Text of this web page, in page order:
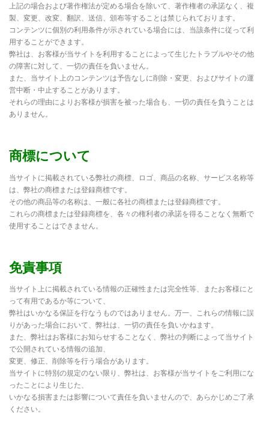
上記の場合および著作権法が定める場合を除いて、著作権者の承諾なく、複
製、変更、改変、翻訳、送信、頒布等することは禁じられております。
コンテンツに個別の利用条件が示されている場合には、当該条件に従って利
用することができます。
弊社は、お客様が当サイトを利用することによって生じたトラブルやその他
の障害に対して、一切の責任を負いません。
また、当サイト上のコンテンツは予告なしに削除・変更、およびサイトの運
営中断・中止することがあります。
それらの理由によりお客様が損害を被った場合も、一切の責任を負うことは
ありません。
商標について
当サイトに掲載されている弊社の商標、ロゴ、商品の名称、サービス名称等
は、弊社の商標または登録商標です。
その他の商品等の名称は、一般に各社の商標または登録商標です。
これらの商標または登録商標を、各々の権利者の承諾を得ることなく無断で
使用することはできません。
免責事項
当サイト上に掲載されている情報の正確性または完全性等、またお客様にと
って有用であるか等について、
弊社はいかなる保証を行なうものではありません。万一、これらの情報に誤
りがあった場合において、弊社は、一切の責任を負いかねます。
また、弊社はお客様にお知らせすることなく、弊社の判断によって当サイト
で公開されている情報の追加、
変更、修正、削除等を行う場合があります。
当サイトに特別の規定のない限り、弊社は、お客様が当サイトをご利用にな
ったことにより生じた、
いかなる損害または影響について責任を負いませんので、あらかじめご了承
ください。